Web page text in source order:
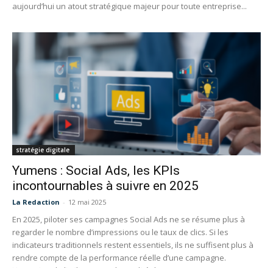
aujourd’hui un atout stratégique majeur pour toute entreprise...
stratégie digitale
Yumens : Social Ads, les KPIs
incontournables à suivre en 2025
La Redaction - 12 mai 2025
En 2025, piloter ses campagnes Social Ads ne se résume plus à
regarder le nombre d’impressions ou le taux de clics. Si les
indicateurs traditionnels restent essentiels, ils ne suffisent plus à
rendre compte de la performance réelle d’une campagne.